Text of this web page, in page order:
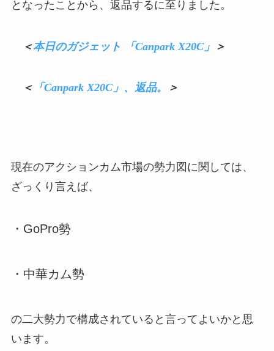
となったことから、返品するに至りました。
＜本日のガジェット 「Canpark X20C」 ＞
＜ 「Canpark X20C」、返品。 ＞
現在のアクションカム市場の勢力図に関しては、
ざっくり言えば、
・GoPro勢
・中華カム勢
の二大勢力で構成されていると言ってよいかと思
います。